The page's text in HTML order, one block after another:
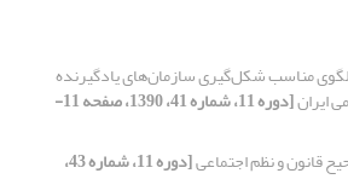
مناسب شکل‌گیری سازمان‌های یاد‌گیرنده
ایران [دوره 11، شماره 41، 1390، صفحه 11-
قانون و نظم اجتماعی [دوره 11، شماره 43،